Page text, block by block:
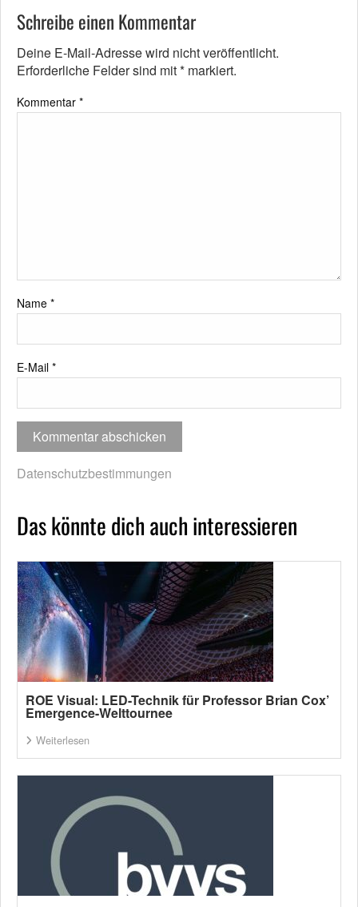
Schreibe einen Kommentar
Deine E-Mail-Adresse wird nicht veröffentlicht.
Erforderliche Felder sind mit* markiert.
Kommentar *
Name *
E-Mail *
Datenschutzbestimmungen
Das könnte dich auch interessieren
ROE Visual: LED-Technik für Professor Brian Cox’
Emergence-Welttournee
Weiterlesen